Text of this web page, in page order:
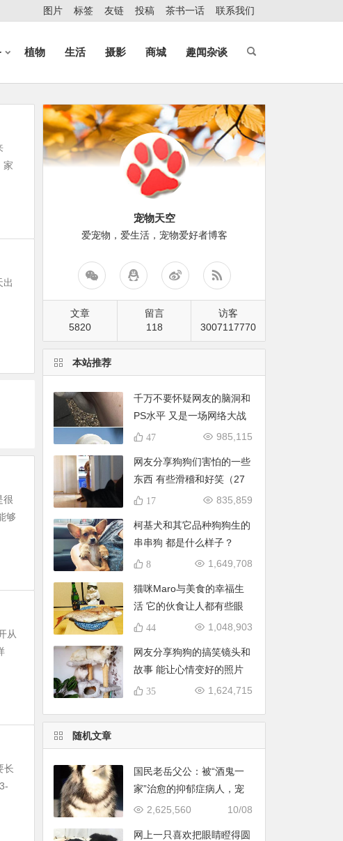
图片 标签 友链 投稿 茶书一话 联系我们
植物 生活 摄影 商城 趣闻杂谈
家
出
很
够
从
长
宠物天空
爱宠物，爱生活，宠物爱好者博客
文章
5820
留言
118
访客
3007117770
本站推荐
千万不要怀疑网友的脑洞和
PS水平 又是一场网络大战
（60张）
985,115
47
网友分享狗狗们害怕的一些
东西 有些滑稽和好笑（27
张）
835,859
17
柯基犬和其它品种狗狗生的
串串狗 都是什么样子？
（28张）
1,649,708
8
猫咪Maro与美食的幸福生
活 它的伙食让人都有些眼
馋（41张）
1,048,903
44
网友分享狗狗的搞笑镜头和
故事 能让心情变好的照片
（57张）
1,624,715
35
随机文章
国民老岳父公：被“酒鬼一
家”治愈的抑郁症病人，宠
物文化的推进者
10/08
2,625,560
网上一只喜欢把眼睛瞪得圆